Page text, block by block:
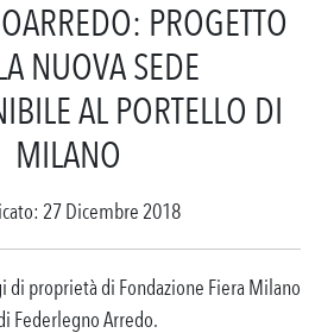
PROGETTO
NUOVA SEDE
AL PORTELLO DI
MILANO
27 Dicembre 2018
di proprietà di Fondazione Fiera Milano
Federlegno Arredo.